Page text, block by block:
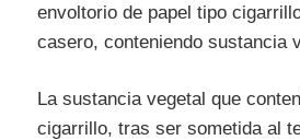
envoltorio de papel tipo
casero, conteniendo sustancia
La sustancia vegetal que
cigarrillo, tras ser sometida al